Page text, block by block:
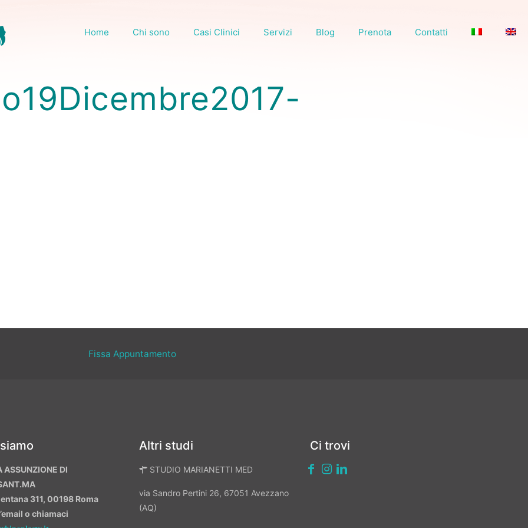
Home Chi sono Casi Clinici Servizi Blog Prenota Contatti
Fissa Appuntamento
ASSUNZIONE DI
311, 00198 Roma
o chiamaci
Altri studi
STUDIO MARIANETTI MED
via Sandro Pertini 26, 67051 Avezzano
(AQ)
Ci trovi